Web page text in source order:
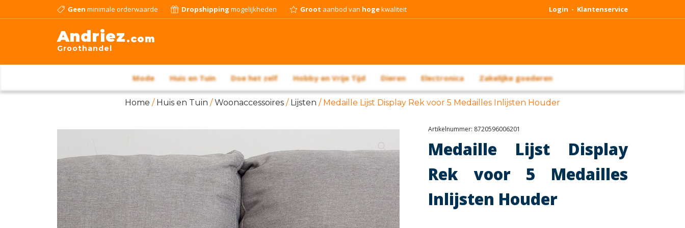
Geen minimale orderwaarde Dropshipping mogelijkheden Groot aanbod van hogekwaliteit Login - Klantenservice
Andriez.com
Groothandel
Mode Huis en Tuin Doe het zelf Hobby en Vrije Tijd Dieren Electronica Zakelijke goederen
Home / Huis en Tuin /Woonaccessoires / Lijsten / Medaille Lijst Display Rek voor 5 Medailles Inlijsten Houder
Artikelnummer: 8720596006201
Medaille Lijst Display
Rek voor 5 Medailles
Inlijsten Houder